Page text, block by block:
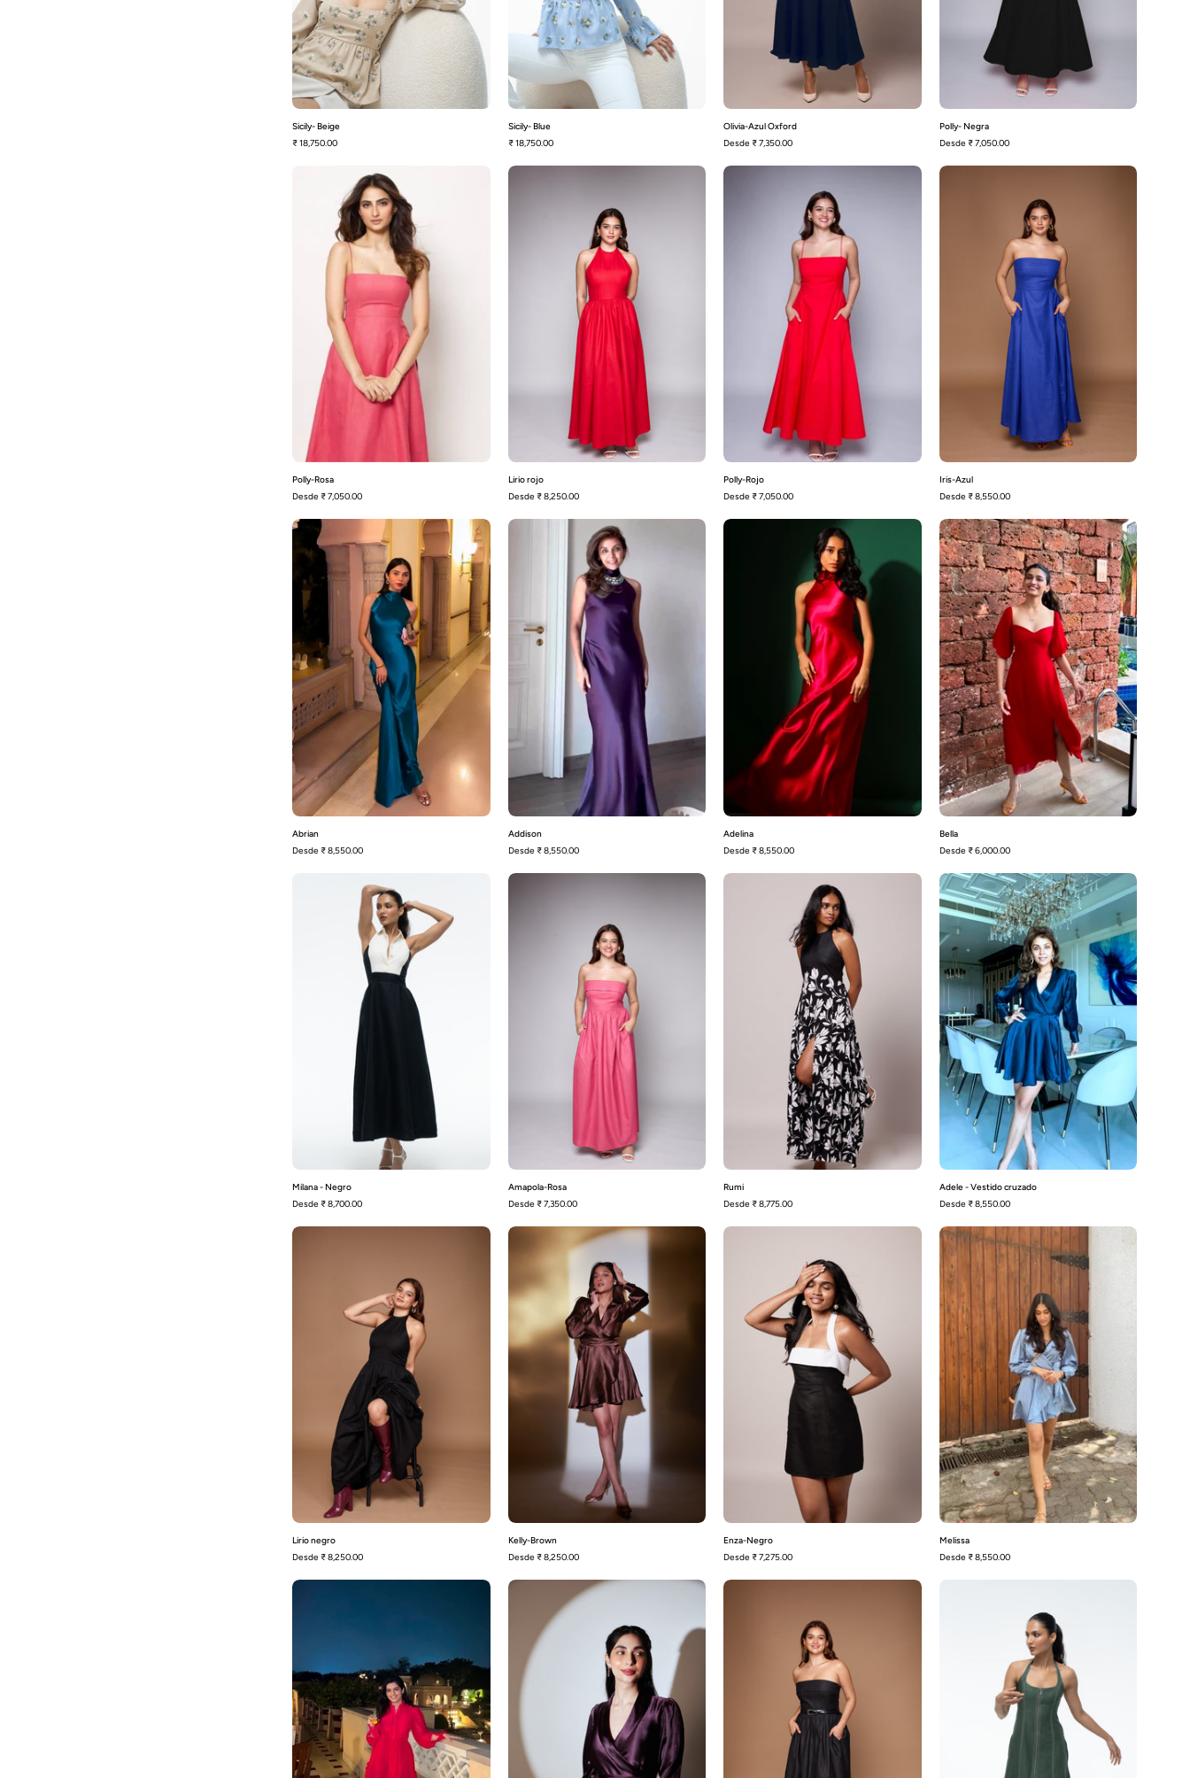
Sicily- Beige
₹ 18,750.00
Sicily- Blue
₹ 18,750.00
Olivia-Azul Oxford
Desde ₹ 7,350.00
Polly- Negra
Desde ₹ 7,050.00
Polly-
Rosa
Polly-Rosa
Desde ₹ 7,050.00
Lirio rojo
Desde ₹ 8,250.00
Rojo
Polly-Rojo
Desde ₹ 7,050.00
Azul
Iris-Azul
Desde ₹ 8,550.00
Abrian
Abrian
Desde ₹ 8,550.00
Addison
Addison
Desde ₹ 8,550.00
Adelina
Adelina
Desde ₹ 8,550.00
Bella
Bella
Desde ₹ 6,000.00
-
Negro
Milana - Negro
Desde ₹ 8,700.00
Amapola-Rosa
Desde ₹ 7,350.00
Rumi
Rumi
Desde ₹ 8,775.00
Adele
-
Vestido
cruzado
Adele - Vestido cruzado
Desde ₹ 8,550.00
Lirio negro
Desde ₹ 8,250.00
Kelly-
Brown
Kelly-Brown
Desde ₹ 8,250.00
Negro
Enza-Negro
Desde ₹ 7,275.00
Melissa
Melissa
Desde ₹ 8,550.00
Kelly-
-
Verde